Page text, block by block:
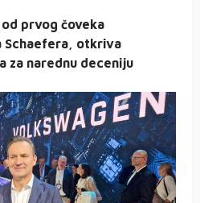
prvog čoveka
Schaefera, otkriva
za narednu deceniju